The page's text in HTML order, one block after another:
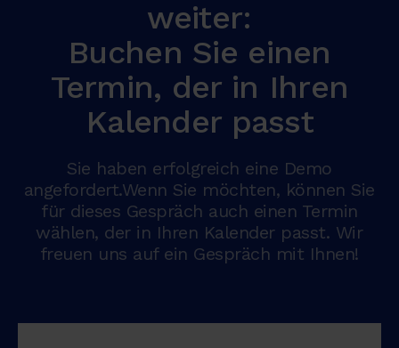
weiter:
Buchen Sie einen
Termin, der in Ihren
Kalender passt
Sie haben erfolgreich eine Demo
angefordert.Wenn Sie möchten, können Sie
für dieses Gespräch auch einen Termin
wählen, der in Ihren Kalender passt. Wir
freuen uns auf ein Gespräch mit Ihnen!